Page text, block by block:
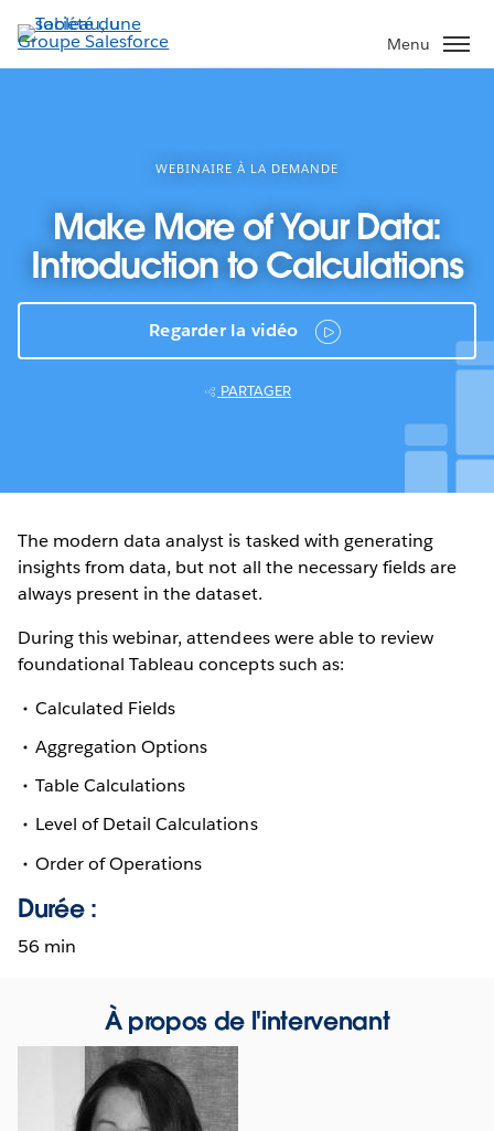
Aller
au
contenu
Menu
WEBINAIRE À LA DEMANDE
Make More of Your Data:
Introduction to Calculations
Regarder la vidéo
PARTAGER
The modern data analyst is tasked with generating
insights from data, but not all the necessary fields are
always present in the dataset.
During this webinar, attendees were able to review
foundational Tableau concepts such as:
Calculated Fields
Aggregation Options
Table Calculations
Level of Detail Calculations
Order of Operations
Durée :
56 min
À propos de l'intervenant